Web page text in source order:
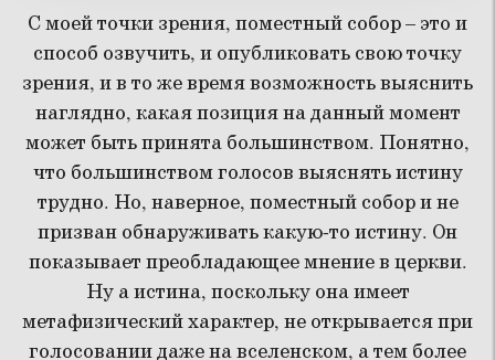
С моей точки зрения, поместный собор – это и
способ озвучить, и опубликовать свою точку
зрения, и в то же время возможность выяснить
наглядно, какая позиция на данный момент
может быть принята большинством. Понятно,
что большинством голосов выяснять истину
трудно. Но, наверное, поместный собор и не
призван обнаруживать какую-то истину. Он
показывает преобладающее мнение в церкви.
Ну а истина, поскольку она имеет
метафизический характер, не открывается при
голосовании даже на вселенском, а тем более